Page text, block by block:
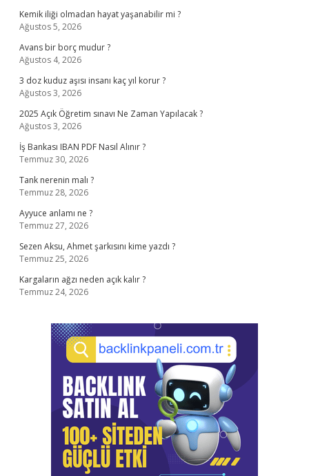
Kemik iliği olmadan hayat yaşanabilir mi ?
Ağustos 5, 2026
Avans bir borç mudur ?
Ağustos 4, 2026
3 doz kuduz aşısı insanı kaç yıl korur ?
Ağustos 3, 2026
2025 Açık Öğretim sınavı Ne Zaman Yapılacak ?
Ağustos 3, 2026
İş Bankası IBAN PDF Nasıl Alınır ?
Temmuz 30, 2026
Tank nerenin malı ?
Temmuz 28, 2026
Ayyuce anlamı ne ?
Temmuz 27, 2026
Sezen Aksu, Ahmet şarkısını kime yazdı ?
Temmuz 25, 2026
Kargaların ağzı neden açık kalır ?
Temmuz 24, 2026